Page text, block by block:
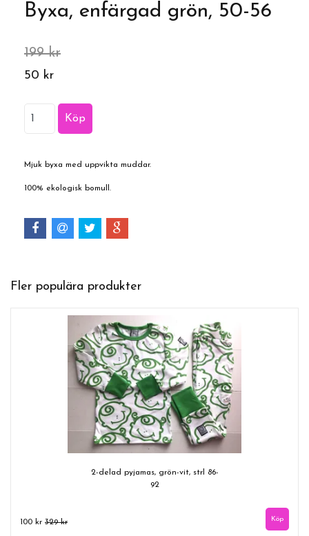
Byxa, enfärgad grön, 50-56
199 kr
50 kr
Mjuk byxa med uppvikta muddar.
100% ekologisk bomull.
Fler populära produkter
2-delad pyjamas, grön-vit, strl 86-
92
100 kr 329 kr